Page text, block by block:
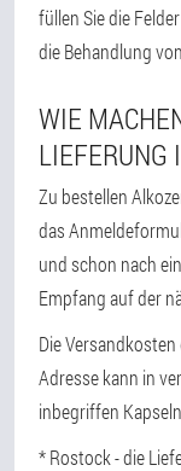
füllen Sie die
die Behandlung
WIE
LIEFERUNG
Zu bestellen
das
und schon nach
Empfang auf der
Die
Adresse kann in
inbegriffen
* Rostock - die